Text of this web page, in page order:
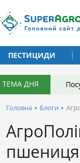
ПЕСТИЦИДИ
ТЕМА ДНЯ
Головна • Блоги •